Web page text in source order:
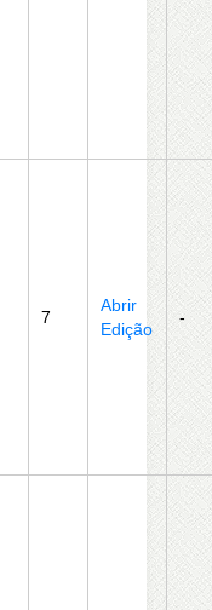
7
Abrir
Edição
-